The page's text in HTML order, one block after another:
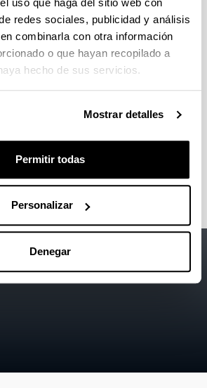
uso que haga del sitio web con
redes sociales, publicidad y análisis
combinarla con otra información
o que hayan recopilado a
hecho de sus servicios.
Mostrar detalles
Permitir todas
Personalizar
Denegar